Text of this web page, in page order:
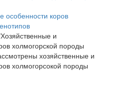
особенности коров
и
холмогорской породы
хозяйственные и
холмогорсокой породы